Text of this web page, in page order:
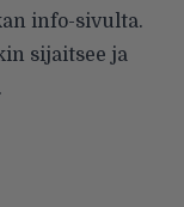
info-sivulta.
sijaitsee ja